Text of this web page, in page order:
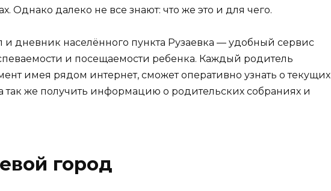
Однако далеко не все знают: что же это и для чего.
дневник населённого пункта Рузаевка — удобный сервис
и посещаемости ребенка. Каждый родитель
имея рядом интернет, сможет оперативно узнать о текущих
так же получить информацию о родительских собраниях и
город